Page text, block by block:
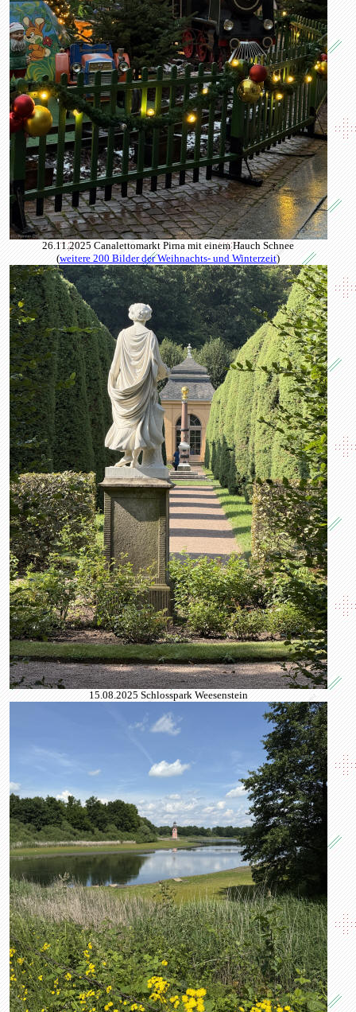
26.11.2025 Canalettomarkt Pirna mit einem Hauch Schnee
(weitere 200 Bilder der Weihnachts- und Winterzeit)
15.08.2025 Schlosspark Weesenstein